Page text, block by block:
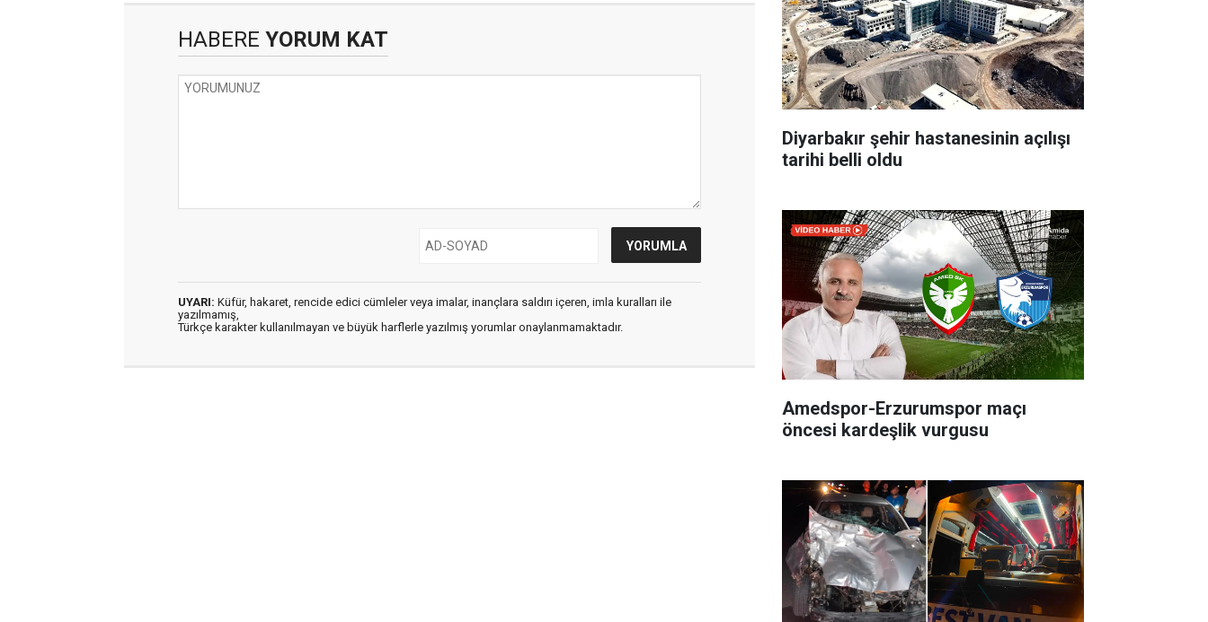
HABERE YORUM KAT
UYARI: Küfür, hakaret, rencide edici cümleler veya imalar, inançlara saldırı içeren, imla kuralları ile
yazılmamış,
Türkçe karakter kullanılmayan ve büyük harflerle yazılmış yorumlar onaylanmamaktadır.
Diyarbakır şehir hastanesinin açılışı
tarihi belli oldu
Amedspor-Erzurumspor maçı
öncesi kardeşlik vurgusu